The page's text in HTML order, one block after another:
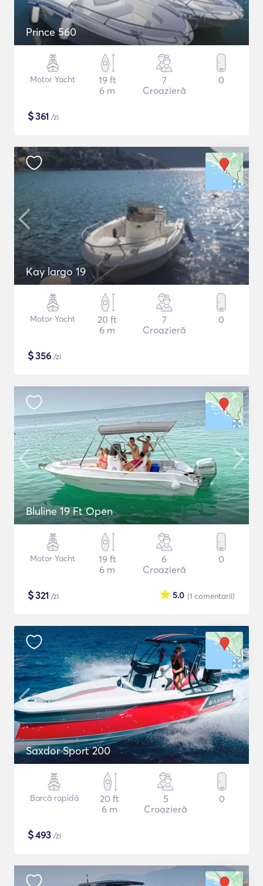
Prince 560
Motor Yacht
19 ft
6 m
7
Croazieră
0
$361 /zi
Kay largo 19
Motor Yacht
20 ft
6 m
7
Croazieră
0
$356 /zi
Bluline 19 Ft Open
Motor Yacht
19 ft
6 m
6
Croazieră
0
$321 /zi (1 comentarii)
5.0
Saxdor Sport 200
Barcă rapidă
20 ft
6 m
5
Croazieră
0
$493 /zi